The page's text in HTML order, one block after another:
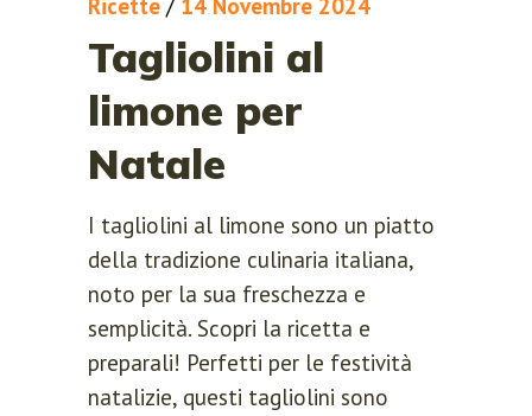
Ricette / 14 Novembre 2024
Tagliolini al
limone per
Natale
I tagliolini al limone sono un piatto
della tradizione culinaria italiana,
noto per la sua freschezza e
semplicità. Scopri la ricetta e
preparali! Perfetti per le festività
natalizie, questi tagliolini sono
RESET PASSWORD